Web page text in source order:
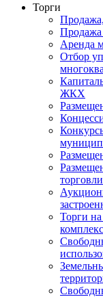
Торги
Продажа
Аренда
Отбор
ЖКХ
торговли
Торги